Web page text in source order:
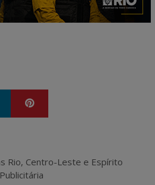
LinkedIn
Rio, Centro-Leste e Espírito